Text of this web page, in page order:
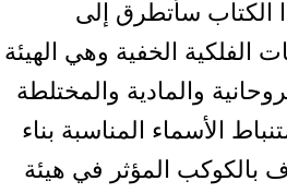
الكتاب سأتطرق إلى
الفلكية الخفية وهي الهيئة
والمادية والمختلطة
الأسماء المناسبة بناء
بالكوكب المؤثر في هيئة